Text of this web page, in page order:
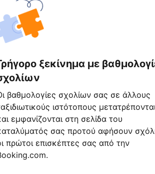
ξεκίνημα με
βαθμολογίες σχολίων σας σε άλλους
ιστότοπους
εμφανίζονται στη σελίδα του
σας προτού αφήσουν
πρώτοι επισκέπτες σας από την